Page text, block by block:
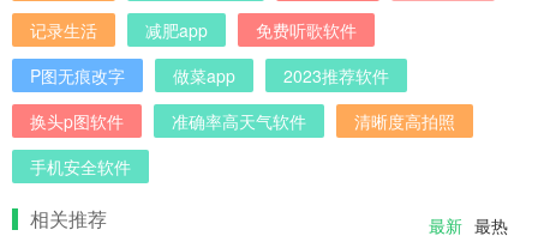
记录生活
减肥app
免费听歌软件
P图无痕改字
做菜app
2023推荐软件
换头p图软件
准确率高天气软件
清晰度高拍照
手机安全软件
相关推荐 最新 最热